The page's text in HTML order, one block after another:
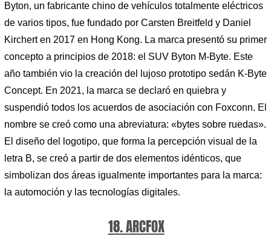
Byton, un fabricante chino de vehículos totalmente eléctricos
de varios tipos, fue fundado por Carsten Breitfeld y Daniel
Kirchert en 2017 en Hong Kong. La marca presentó su primer
concepto a principios de 2018: el SUV Byton M-Byte. Este
año también vio la creación del lujoso prototipo sedán K-Byte
Concept. En 2021, la marca se declaró en quiebra y
suspendió todos los acuerdos de asociación con Foxconn. El
nombre se creó como una abreviatura: «bytes sobre ruedas».
El diseño del logotipo, que forma la percepción visual de la
letra B, se creó a partir de dos elementos idénticos, que
simbolizan dos áreas igualmente importantes para la marca:
la automoción y las tecnologías digitales.
18. ARCFOX